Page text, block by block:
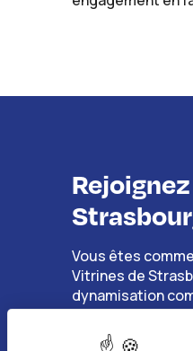
Vous êtes
Vitrines de
dynamisation
Je deviens